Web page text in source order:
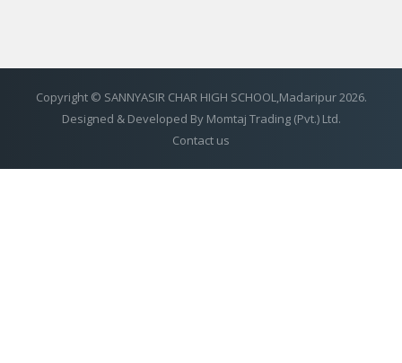
Copyright © SANNYASIR CHAR HIGH SCHOOL,Madaripur 2026.
Designed & Developed By Momtaj Trading (Pvt.) Ltd.
Contact us